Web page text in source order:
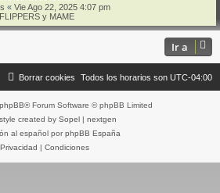
« Vie Ago 22, 2025 4:07 pm
y MAME
Ir a
Todos los horarios son UTC-04:00
Borrar cookies
phpBB® Forum Software © phpBB Limited
created by Sopel| nextgen
al español por phpBB España
Privacidad | Condiciones